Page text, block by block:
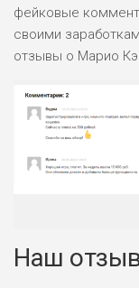
фейковые
своими
отзывы о Марио
Наш